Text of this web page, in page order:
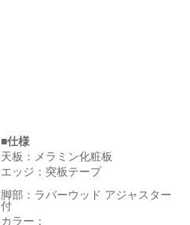
■仕様
天板：メラミン化粧板
エッジ：突板テープ
脚部：ラバーウッド アジャスター
付
カラー：